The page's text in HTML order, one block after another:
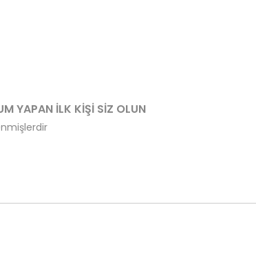
YAPAN ILK KIŞI SIZ OLUN